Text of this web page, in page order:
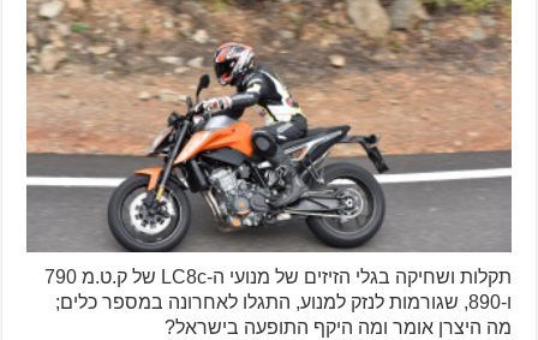
תקלות ושחיקה בגלי הזיזים של מנועי ה-LC8c של ק.ט.מ 790
ו-890, שגורמות לנזק למנוע, התגלו לאחרונה במספר כלים;
מה היצרן אומר ומה היקף התופעה בישראל?